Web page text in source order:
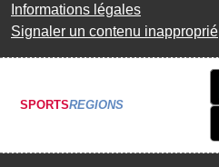
Informations légales
Signaler un contenu inapproprié
SPORTSREGIONS